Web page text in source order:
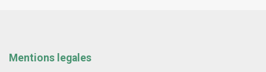
Mentions legales